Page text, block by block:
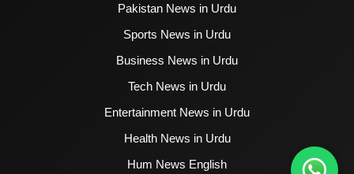
Pakistan News in Urdu
Sports News in Urdu
Business News in Urdu
Tech News in Urdu
Entertainment News in Urdu
Health News in Urdu
Hum News English